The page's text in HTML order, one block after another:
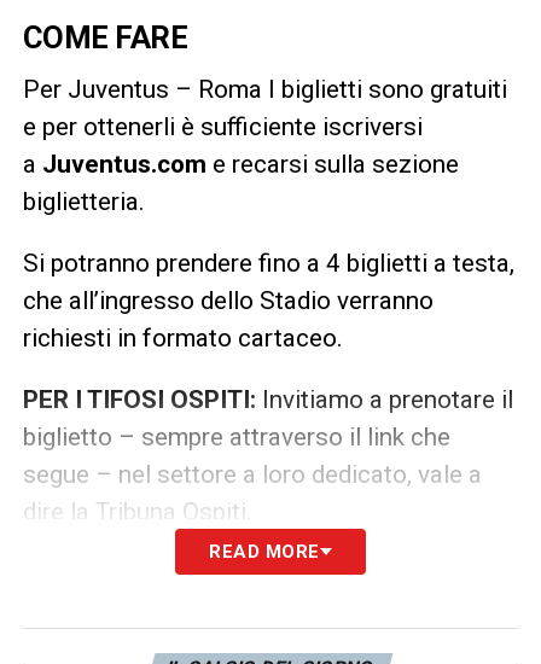
COME FARE
Per Juventus – Roma I biglietti sono gratuiti
e per ottenerli è sufficiente iscriversi
a Juventus.com e recarsi sulla sezione
biglietteria.
Si potranno prendere fino a 4 biglietti a testa,
che all’ingresso dello Stadio verranno
richiesti in formato cartaceo.
PER I TIFOSI OSPITI: Invitiamo a prenotare il
biglietto – sempre attraverso il link che
segue – nel settore a loro dedicato, vale a
dire la Tribuna Ospiti.
DOVE SI GIOCA
Vi ricordiamo l’indirizzo dello Stadio: Viale
READ MORE